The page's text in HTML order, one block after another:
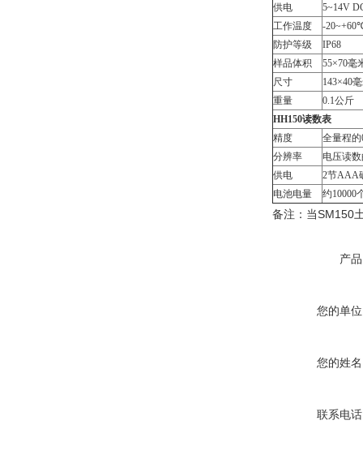
供电
5~14V
工作温度
-
防护等级
IP68
样品体积
55×70毫
尺寸
143×40
重量
0.1公斤
HH150读数表
精度
全量程
分辨率
电压读数
供电
2节AAA
电池电量
约10000
备注：当SM150
产
您的单
您的姓
联系电